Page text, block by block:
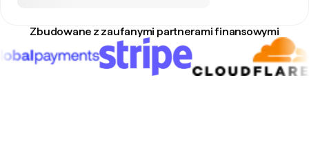
Zbudowane z zaufanymi partnerami finansowymi